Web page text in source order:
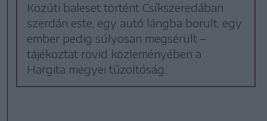
Közúti baleset történt Csíkszeredában
szerdán este, egy autó lángba borult, egy
ember pedig súlyosan megsérült –
tájékoztat rövid közleményében a
Hargita megyei tűzoltóság.